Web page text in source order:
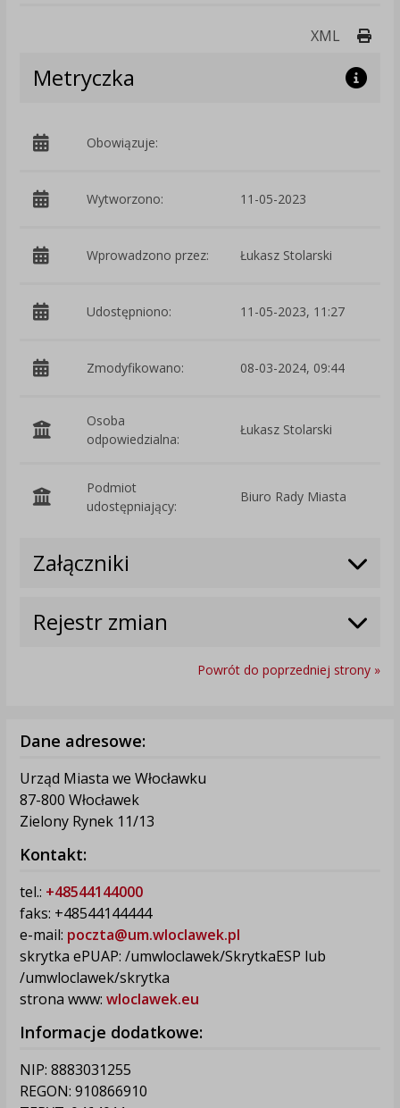
XML
Metryczka
Obowiązuje:
Wytworzono: 11-05-2023
Wprowadzono przez: Łukasz Stolarski
Udostępniono: 11-05-2023, 11:27
Zmodyfikowano: 08-03-2024, 09:44
Osoba
odpowiedzialna:
Łukasz Stolarski
Podmiot
udostępniający:
Biuro Rady Miasta
Załączniki
Rejestr zmian
Powrót do poprzedniej strony »
Dane adresowe:
Urząd Miasta we Włocławku
87-800 Włocławek
Zielony Rynek 11/13
Kontakt:
tel.: +48544144000
faks: +48544144444
e-mail: poczta@um.wloclawek.pl
skrytka ePUAP: /umwloclawek/SkrytkaESP lub
/umwloclawek/skrytka
strona www: wloclawek.eu
Informacje dodatkowe:
NIP: 8883031255
REGON: 910866910